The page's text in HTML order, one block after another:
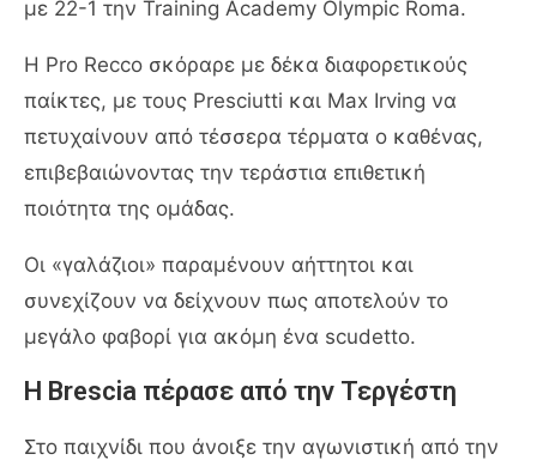
με 22-1 την Training Academy Olympic Roma.
Η Pro Recco σκόραρε με δέκα διαφορετικούς
παίκτες, με τους Presciutti και Max Irving να
πετυχαίνουν από τέσσερα τέρματα ο καθένας,
επιβεβαιώνοντας την τεράστια επιθετική
ποιότητα της ομάδας.
Οι «γαλάζιοι» παραμένουν αήττητοι και
συνεχίζουν να δείχνουν πως αποτελούν το
μεγάλο φαβορί για ακόμη ένα scudetto.
Η Brescia πέρασε από την Τεργέστη
Στο παιχνίδι που άνοιξε την αγωνιστική από την